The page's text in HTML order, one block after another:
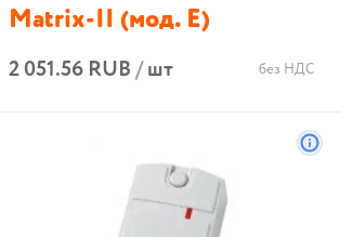
В корзину
Matrix-II (мод. Е)
2 051.56 RUB/шт без НДС